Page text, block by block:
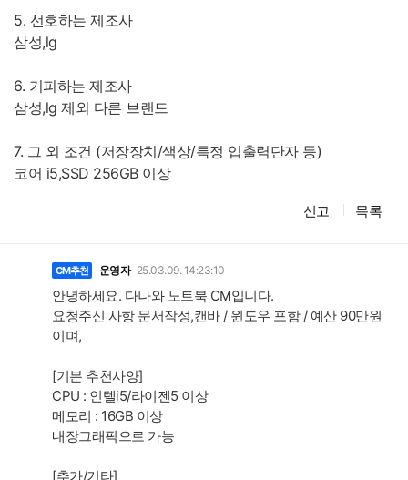
5. 선호하는 제조사
삼성,lg
6. 기피하는 제조사
삼성,lg 제외 다른 브랜드
7. 그 외 조건 (저장장치/색상/특정 입출력단자 등)
코어 i5,SSD 256GB 이상
신고 목록
CM추천 운영자 25.03.09. 14:23:10
안녕하세요. 다나와 노트북 CM입니다.
요청주신 사항 문서작성,캔바 / 윈도우 포함 / 예산 90만원
이며,
[기본 추천사양]
CPU : 인텔i5/라이젠5 이상
메모리 : 16GB 이상
내장그래픽으로 가능
[추가/기타]